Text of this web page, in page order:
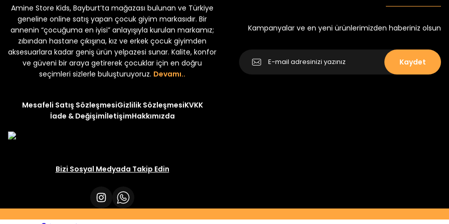
250 Yeni
₺ 320 ₺ 250 Yeni
₺ 320 ₺ 250
Amine Store Kids, Bayburt’ta mağazası bulunan ve Türkiye
geneline online satış yapan çocuk giyim markasıdır. Bir
annenin “çocuğuma en iyisi” anlayışıyla kurulan markamız;
zıbından hastane çıkışına, kız ve erkek çocuk giyimden
aksesuarlara kadar geniş ürün yelpazesi sunar. Kalite, konfor
ve güveni bir araya getirerek çocuklar için en doğru
seçimleri sizlerle buluşturuyoruz. Devamı..
Mesafeli Satış SözleşmesiGizlilik SözleşmesiKVKK
İade & DeğişimİletişimHakkımızda
Bizi Sosyal Medyada Takip Edin
Kampanyalar ve en yeni ürünlerimizden haberiniz olsun
Kaydet